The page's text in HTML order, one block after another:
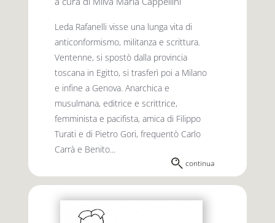
Leda Rafanelli visse una lunga vita di
anticonformismo, militanza e scrittura.
Ventenne, si spostò dalla provincia
toscana in Egitto, si trasferì poi a Milano
e infine a Genova. Anarchica e
musulmana, editrice e scrittrice,
femminista e pacifista, amica di Filippo
Turati e di Pietro Gori, frequentò Carlo
Carrà e Benito...
continua